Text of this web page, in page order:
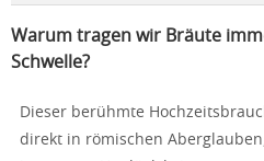
Warum tragen wir Bräute
Schwelle?
Dieser berühmte
direkt in römischen